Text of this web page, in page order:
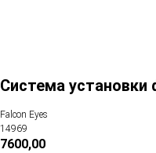
Система установки
Falcon Eyes
14969
7600,00